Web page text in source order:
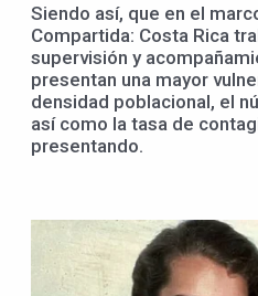
Siendo así, que en el
Compartida: Costa Rica
supervisión y
presentan una mayor
densidad poblacional, el
así como la tasa de
presentando.